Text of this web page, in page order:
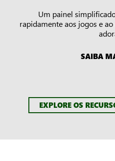
Um painel
rapidamente aos jogos e
SAIBA
EXPLORE OS